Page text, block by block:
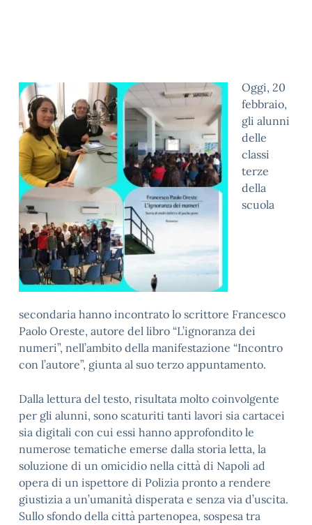
Oggi, 20
febbraio,
gli alunni
delle
classi
terze
della
scuola
secondaria hanno incontrato lo scrittore Francesco
Paolo Oreste, autore del libro “L’ignoranza dei
numeri”, nell’ambito della manifestazione “Incontro
con l’autore”, giunta al suo terzo appuntamento.
Dalla lettura del testo, risultata molto coinvolgente
per gli alunni, sono scaturiti tanti lavori sia cartacei
sia digitali con cui essi hanno approfondito le
numerose tematiche emerse dalla storia letta, la
soluzione di un omicidio nella città di Napoli ad
opera di un ispettore di Polizia pronto a rendere
giustizia a un’umanità disperata e senza via d’uscita.
Sullo sfondo della città partenopea, sospesa tra